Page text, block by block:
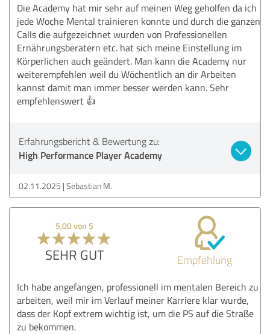
Die Academy hat mir sehr auf meinen Weg geholfen da ich
jede Woche Mental trainieren konnte und durch die ganzen
Calls die aufgezeichnet wurden von Professionellen
Ernährungsberatern etc. hat sich meine Einstellung im
Körperlichen auch geändert. Man kann die Academy nur
weiterempfehlen weil du Wöchentlich an dir Arbeiten
kannst damit man immer besser werden kann. Sehr
empfehlenswert 👍
Erfahrungsbericht & Bewertung zu:
High Performance Player Academy
02.11.2025 Sebastian M.
5,00 von 5
SEHR GUT Empfehlung
Ich habe angefangen, professionell im mentalen Bereich zu
arbeiten, weil mir im Verlauf meiner Karriere klar wurde,
dass der Kopf extrem wichtig ist, um die PS auf die Straße
zu bekommen.